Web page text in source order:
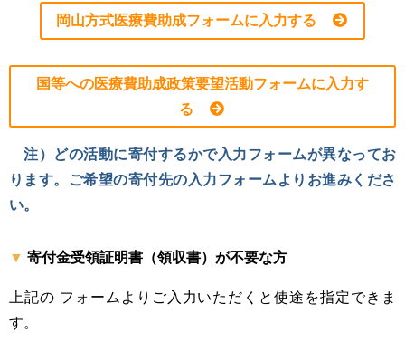
岡山方式医療費助成フォームに入力する
国等への医療費助成政策要望活動フォームに入力す
る
注）どの活動に寄付するかで入力フォームが異なってお
ります。ご希望の寄付先の入力フォームよりお進みくださ
い。
寄付金受領証明書（領収書）が不要な方
上記の フォームよりご入力いただくと使途を指定できま
す。